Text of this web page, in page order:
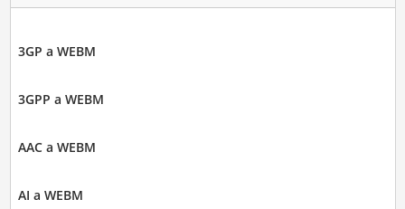
3GP a WEBM
3GPP a WEBM
AAC a WEBM
AI a WEBM